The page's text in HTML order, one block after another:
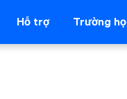
Hỗ trợ Trường